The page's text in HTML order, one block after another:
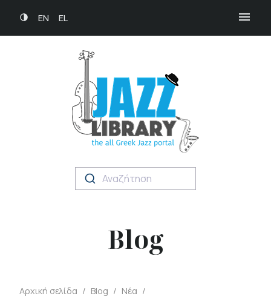
EN EL
Αναζήτηση
Blog
Αρχική σελίδα / Blog / Νέα /